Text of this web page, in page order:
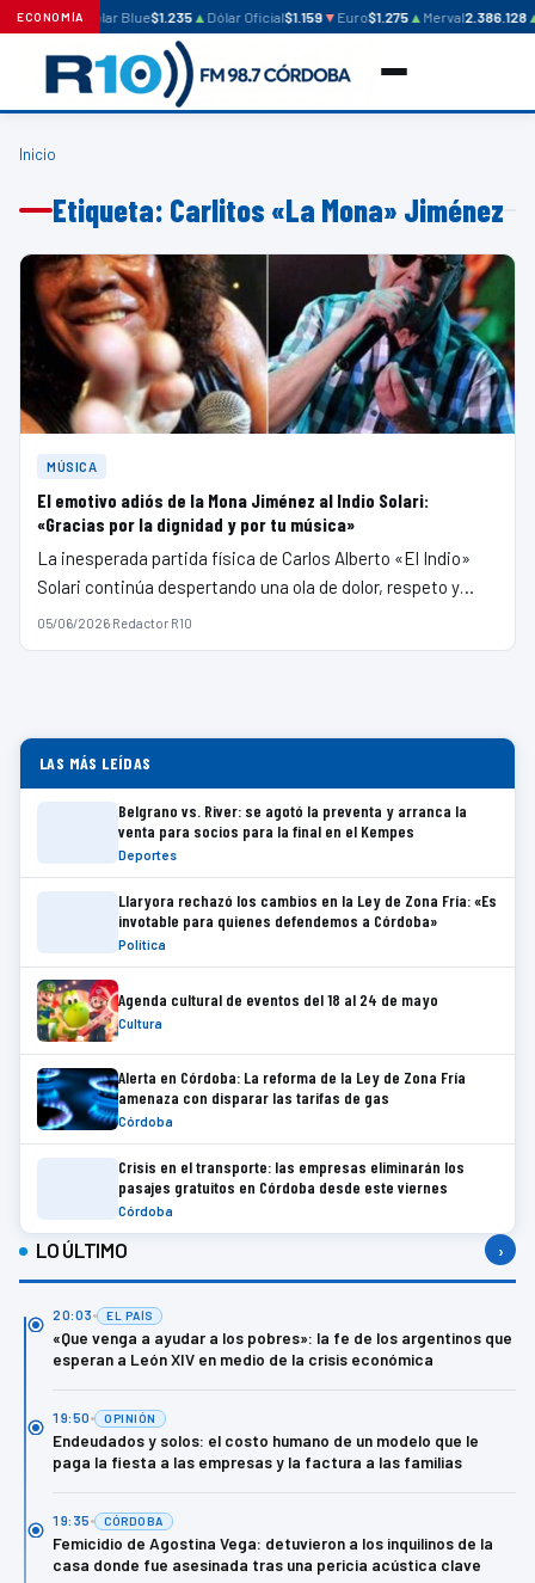
ECONOMÍADólar Blue$1.235▲ Dólar Oficial$1.159▼ Euro$1.275▲ Merval2.386.128
Inicio
Etiqueta: Carlitos «La Mona» Jiménez
MÚSICA
El emotivo adiós de la Mona Jiménez al Indio Solari:
«Gracias por la dignidad y por tu música»
La inesperada partida física de Carlos Alberto «El Indio»
Solari continúa despertando una ola de dolor, respeto y…
05/06/2026·Redactor R10
LAS MÁS LEÍDAS
Belgrano vs. River: se agotó la preventa y arranca la
venta para socios para la final en el Kempes
Deportes
Llaryora rechazó los cambios en la Ley de Zona Fría: «Es
invotable para quienes defendemos a Córdoba»
Política
Agenda cultural de eventos del 18 al 24 de mayo
Cultura
Alerta en Córdoba: La reforma de la Ley de Zona Fría
amenaza con disparar las tarifas de gas
Córdoba
Crisis en el transporte: las empresas eliminarán los
pasajes gratuitos en Córdoba desde este viernes
Córdoba
LO ÚLTIMO ›
20:03 EL PAÍS
«Que venga a ayudar a los pobres»: la fe de los argentinos que
esperan a León XIV en medio de la crisis económica
19:50 OPINIÓN
Endeudados y solos: el costo humano de un modelo que le
paga la fiesta a las empresas y la factura a las familias
19:35 CÓRDOBA
Femicidio de Agostina Vega: detuvieron a los inquilinos de la
casa donde fue asesinada tras una pericia acústica clave